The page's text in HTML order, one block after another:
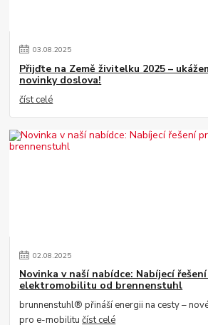
03.08.2025
Přijďte na Země živitelku 2025 –
novinky doslova!
číst celé
02.08.2025
Novinka v naší nabídce: Nabíjecí
elektromobilitu od brennenstuhl
brunnenstuhl® přináší energii na cesty –
pro e-mobilitučíst celé